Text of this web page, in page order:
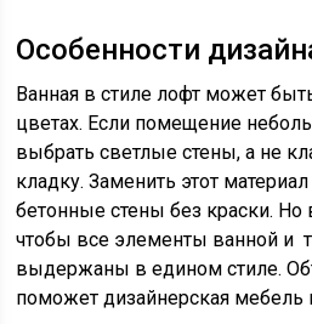
Особенности
Ванная в стиле лофт может
цветах. Если помещение
выбрать светлые стены, а не
кладку. Заменить этот
бетонные стены без краски. Но
чтобы все элементы ванной и
выдержаны в едином стиле.
поможет дизайнерская мебель